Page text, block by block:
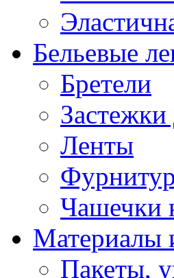
Бельевые
Бретели
Застежки
Ленты
Чашечки
Материалы
Пакеты,